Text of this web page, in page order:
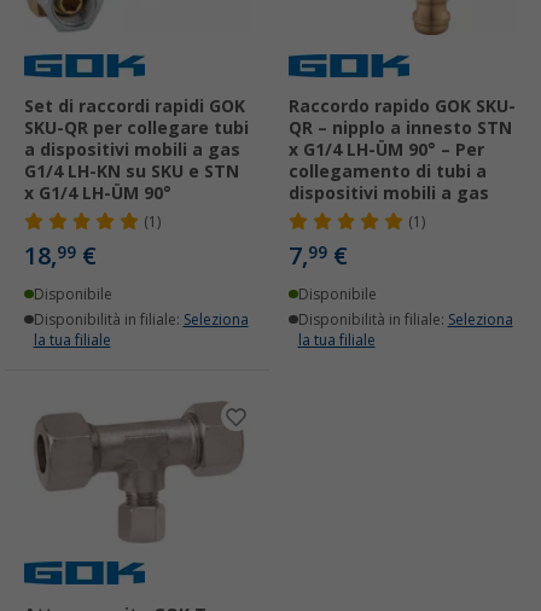
Set di raccordi rapidi GOK
SKU-QR per collegare tubi
a dispositivi mobili a gas
G1/4 LH-KN su SKU e STN
x G1/4 LH-ÜM 90°
(1)
18,99 €
Disponibile
Disponibilità in filiale: Seleziona
la tua filiale
Raccordo rapido GOK SKU-
QR – nipplo a innesto STN
x G1/4 LH-ÜM 90° – Per
collegamento di tubi a
dispositivi mobili a gas
(1)
7,99 €
Disponibile
Disponibilità in filiale: Seleziona
la tua filiale